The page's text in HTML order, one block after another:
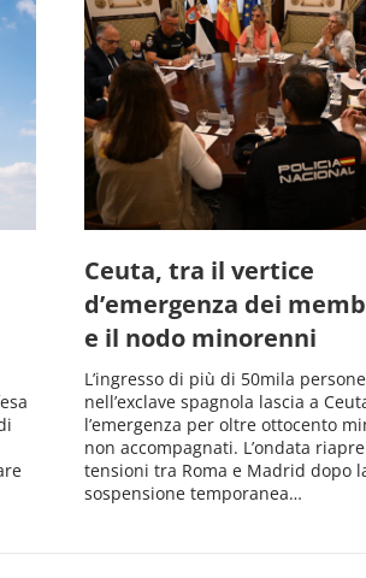
Ceuta, tra il vertice
d’emergenza dei
e il nodo minorenni
L’ingresso di più di 50mila persone
nell’exclave spagnola lascia a
l’emergenza per oltre ottocento
non accompagnati. L’ondata
tensioni tra Roma e Madrid dopo
sospensione temporanea…